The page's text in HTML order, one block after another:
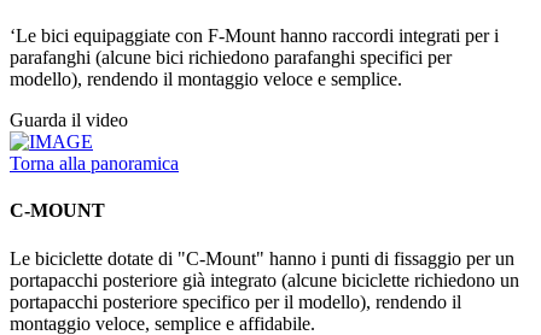
‘Le bici equipaggiate con F-Mount hanno raccordi integrati per i
parafanghi (alcune bici richiedono parafanghi specifici per
modello), rendendo il montaggio veloce e semplice.
Guarda il video
Torna alla panoramica
C-MOUNT
Le biciclette dotate di "C-Mount" hanno i punti di fissaggio per un
portapacchi posteriore già integrato (alcune biciclette richiedono un
portapacchi posteriore specifico per il modello), rendendo il
montaggio veloce, semplice e affidabile.